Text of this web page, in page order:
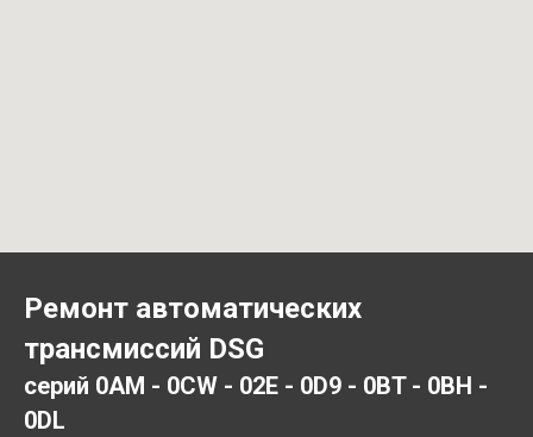
Ремонт автоматических
трансмиссий DSG
серий 0AM - 0CW - 02E - 0D9 - 0BT - 0BH -
0DL